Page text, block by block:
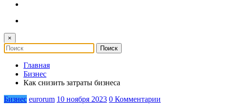
×
Главная
Бизнес
Как снизить затраты бизнеса
Бизнес eurorum 10 ноября 2023 0 Комментарии